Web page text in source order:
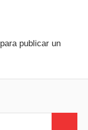
para publicar un